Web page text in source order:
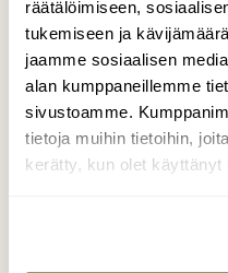
räätälöimiseen,
tukemiseen ja
jaamme sosiaalisen
alan kumppaneillemme
sivustoamme.
tietoja muihin tietoihin,
kerätty, kun olet käyttänyt
On kylmä,
pakottaa, muita
kuljettua sen
tarjoaa rohkealle
sillalta kurkistajan,